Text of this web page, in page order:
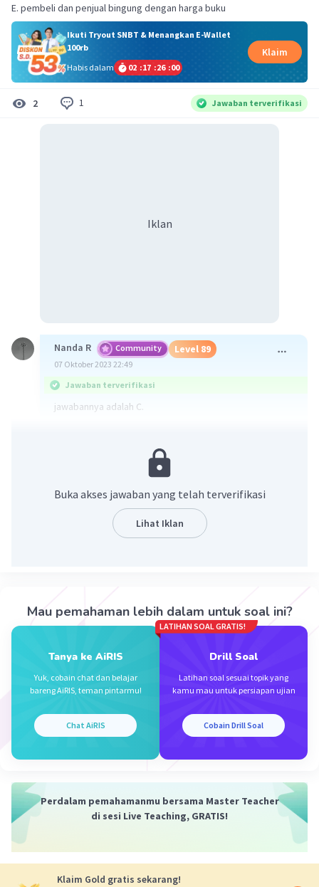
E. pembeli dan penjual bingung dengan harga buku
Ikuti Tryout SNBT & Menangkan E-Wallet
100rb
Habis dalam
02 :17 :26 :00
Klaim
2 1 Jawaban terverifikasi
Iklan
Nanda R Community Level 89
07 Oktober 2023 22:49
Jawaban terverifikasi
jawabannya adalah C.
Iklan
Buka akses jawaban yang telah terverifikasi
Lihat Iklan
Mau pemahaman lebih dalam untuk soal ini?
Tanya ke AiRIS
Yuk, cobain chat dan belajar
bareng AiRIS, teman pintarmu!
Chat AiRIS
LATIHAN SOAL GRATIS!
Drill Soal
Latihan soal sesuai topik yang
kamu mau untuk persiapan ujian
Cobain Drill Soal
Perdalam pemahamanmu bersama Master Teacher
di sesi Live Teaching, GRATIS!
Klaim Gold gratis sekarang!